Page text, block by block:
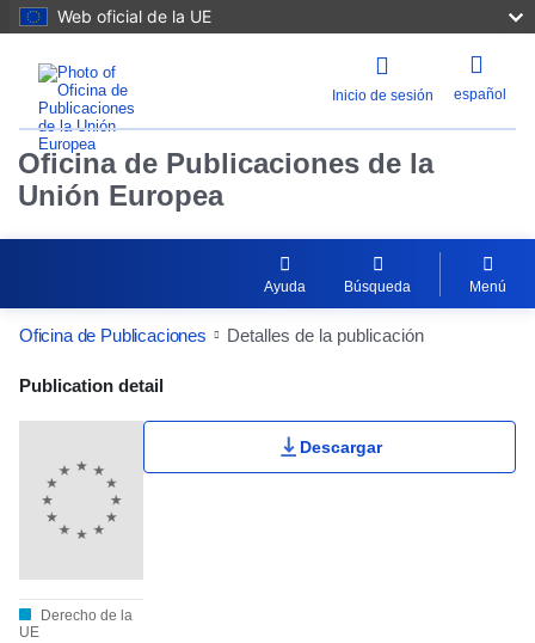
Web oficial de la UE
Inicio de sesión español
Oficina de Publicaciones de la
Unión Europea
Ayuda Búsqueda Menú
Oficina de Publicaciones Detalles de la publicación
Publication Detail Actions Portlet
Publication detail
Derecho de la
UE
Descargar